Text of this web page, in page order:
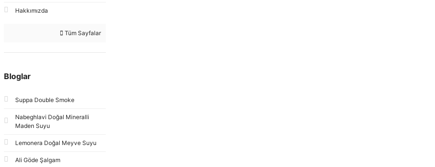
Hakkımızda
Tüm Sayfalar
Bloglar
Suppa Double Smoke
Nabeghlavi Doğal Mineralli
Maden Suyu
Lemonera Doğal Meyve Suyu
Ali Göde Şalgam